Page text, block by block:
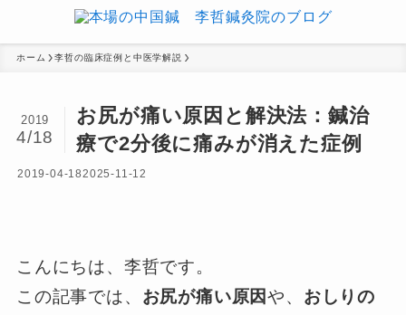
ホーム 李哲の臨床症例と中医学解説
お尻が痛い原因と解決法：鍼治
療で2分後に痛みが消えた症例
2019
4/18
2019-04-182025-11-12
こんにちは、李哲です。
この記事では、 お尻が痛い原因や、 おしりの